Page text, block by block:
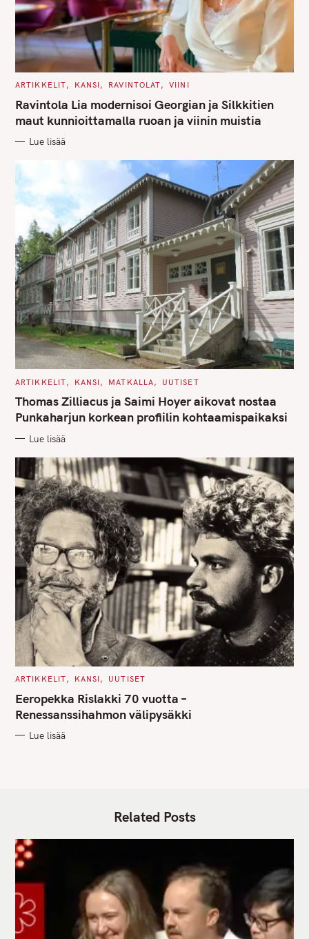
C
T
E
G
O
I
ARTIKKELIT KANSI RAVINTOLAT VIINI
Ravintola Lia modernisoi Georgian ja Silkkitien
maut kunnioittamalla ruoan ja viinin muistia
Lue lisää
C
T
E
G
O
I
S
ARTIKKELIT KANSI MATKALLA UUTISET
Thomas Zilliacus ja Saimi Hoyer aikovat nostaa
Punkaharjun korkean profiilin kohtaamispaikaksi
Lue lisää
C
T
E
G
O
I
ARTIKKELIT KANSI UUTISET
Eeropekka Rislakki 70 vuotta –
Renessanssihahmon välipysäkki
Lue lisää
Related Posts